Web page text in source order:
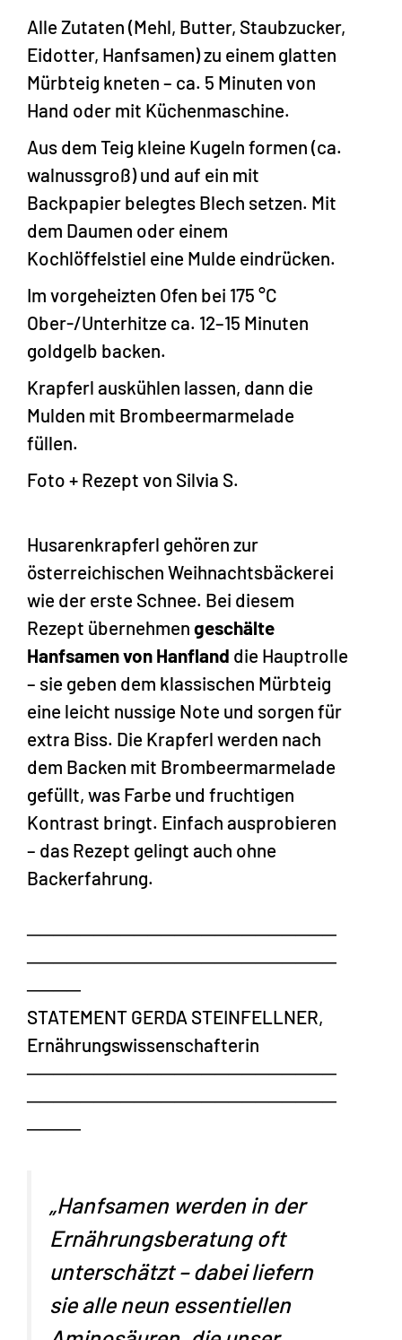
Alle Zutaten (Mehl, Butter, Staubzucker,
Eidotter, Hanfsamen) zu einem glatten
Mürbteig kneten – ca. 5 Minuten von
Hand oder mit Küchenmaschine.
Aus dem Teig kleine Kugeln formen (ca.
walnussgroß) und auf ein mit
Backpapier belegtes Blech setzen. Mit
dem Daumen oder einem
Kochlöffelstiel eine Mulde eindrücken.
Im vorgeheizten Ofen bei 175 °C
Ober-/Unterhitze ca. 12–15 Minuten
goldgelb backen.
Krapferl auskühlen lassen, dann die
Mulden mit Brombeermarmelade
füllen.
Foto + Rezept von Silvia S.
Husarenkrapferl gehören zur
österreichischen Weihnachtsbäckerei
wie der erste Schnee. Bei diesem
Rezept übernehmen geschälte
Hanfsamen von Hanfland die Hauptrolle
– sie geben dem klassischen Mürbteig
eine leicht nussige Note und sorgen für
extra Biss. Die Krapferl werden nach
dem Backen mit Brombeermarmelade
gefüllt, was Farbe und fruchtigen
Kontrast bringt. Einfach ausprobieren
– das Rezept gelingt auch ohne
Backerfahrung.
───────────────────────
───────────────────────
────
STATEMENT GERDA STEINFELLNER,
Ernährungswissenschafterin
───────────────────────
───────────────────────
────
„Hanfsamen werden in der
Ernährungsberatung oft
unterschätzt – dabei liefern
sie alle neun essentiellen